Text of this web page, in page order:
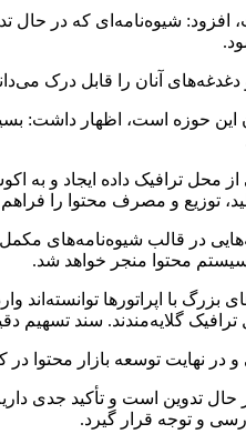
شیوه‌نامه‌ای که در حال
آنان را قابل درک
این حوزه است، اظهار داشت:
محل ترافیک داده ایجاد و به
و مصرف محتوا را
در قالب شیوه‌نامه‌های
محتوا منجر خواهد شد.
بزرگ با اپراتورها
ترافیک گلایه‌مندند. سند
در نهایت توسعه بازار محتوا
حال تدوین است و تأکید
و توجه قرار گیرد.